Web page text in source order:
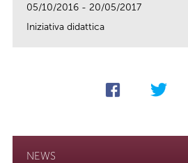
05/10/2016 - 20/05/2017
Iniziativa didattica
NEWS